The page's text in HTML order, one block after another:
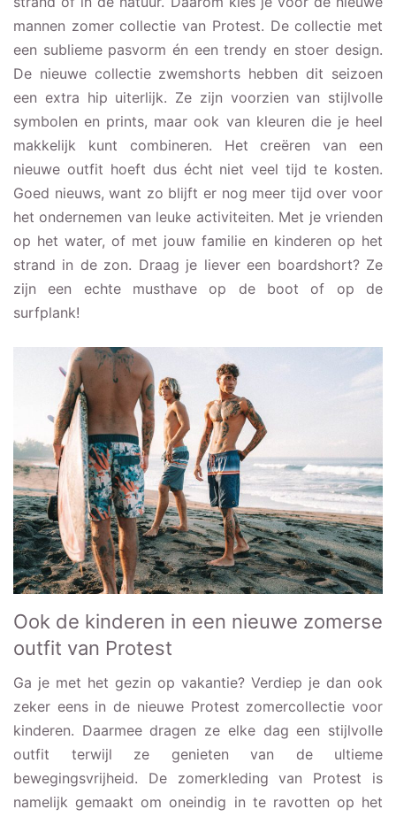
mannen zomer collectie van Protest. De collectie met
een sublieme pasvorm én een trendy en stoer design.
De nieuwe collectie zwemshorts hebben dit seizoen
een extra hip uiterlijk. Ze zijn voorzien van stijlvolle
symbolen en prints, maar ook van kleuren die je heel
makkelijk kunt combineren. Het creëren van een
nieuwe outfit hoeft dus écht niet veel tijd te kosten.
Goed nieuws, want zo blijft er nog meer tijd over voor
het ondernemen van leuke activiteiten. Met je vrienden
op het water, of met jouw familie en kinderen op het
strand in de zon. Draag je liever een boardshort? Ze
zijn een echte musthave op de boot of op de
surfplank!
Ook de kinderen in een nieuwe zomerse
outfit van Protest
Ga je met het gezin op vakantie? Verdiep je dan ook
zeker eens in de nieuwe Protest zomercollectie voor
kinderen. Daarmee dragen ze elke dag een stijlvolle
outfit terwijl ze genieten van de ultieme
bewegingsvrijheid. De zomerkleding van Protest is
namelijk gemaakt om oneindig in te ravotten op het